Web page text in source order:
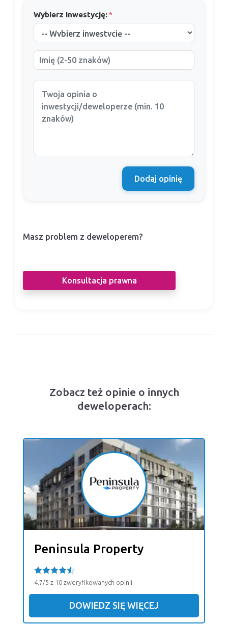
Wybierz inwestycję:*
Dodaj opinię
Masz problem z deweloperem?
Konsultacja prawna
Zobacz też opinie o innych
deweloperach:
Peninsula Property
4.7/5 z 10 zweryfikowanych opinii
DOWIEDZ SIĘ WIĘCEJ